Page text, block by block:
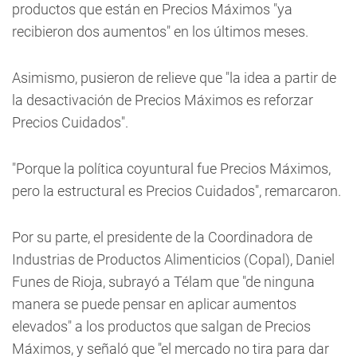
productos que están en Precios Máximos "ya
recibieron dos aumentos" en los últimos meses.
Asimismo, pusieron de relieve que "la idea a partir de
la desactivación de Precios Máximos es reforzar
Precios Cuidados".
"Porque la política coyuntural fue Precios Máximos,
pero la estructural es Precios Cuidados", remarcaron.
Por su parte, el presidente de la Coordinadora de
Industrias de Productos Alimenticios (Copal), Daniel
Funes de Rioja, subrayó a Télam que "de ninguna
manera se puede pensar en aplicar aumentos
elevados" a los productos que salgan de Precios
Máximos, y señaló que "el mercado no tira para dar